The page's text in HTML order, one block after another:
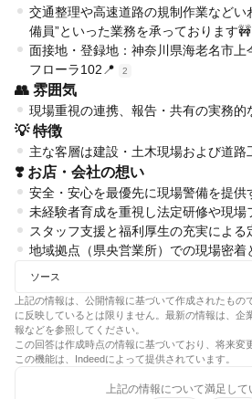
交通整理や高速道路の規制作業などい
備員”といった業務を承っております🚧
面接地・登録地：神奈川県海老名市上
フローラ102📍
2
👥 雰囲気
現場重視の連携、報告・共有の実務的
💡 特徴
主な客層は建設・土木現場および道
❣️ お店・会社の想い
安全・安心を最優先に現場警備を提
未経験者育成を重視し法定研修や現場
スタッフ支援と福利厚生の充実による
地域拠点（県央営業所）での現場密着
ソース
上記の情報は、公開情報に基づいて作成されたも
に反映しているとは限りません。最新の情報は、企
報などを参照してください。
この回答は作成時点の情報に基づいており、将来変
この機能は、Indeedによって提供されています。
上記の情報について満足して